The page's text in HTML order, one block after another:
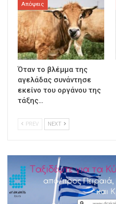
Απόψεις
Όταν το βλέμμα της
αγελάδας συνάντησε
εκείνο του οργάνου της
τάξης…
PREV NEXT